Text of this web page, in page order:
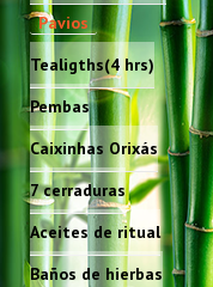
Pavios
Tealigths(4 hrs)
Pembas
Caixinhas Orixás
7 cerraduras
Aceites de ritual
Baños de hierbas